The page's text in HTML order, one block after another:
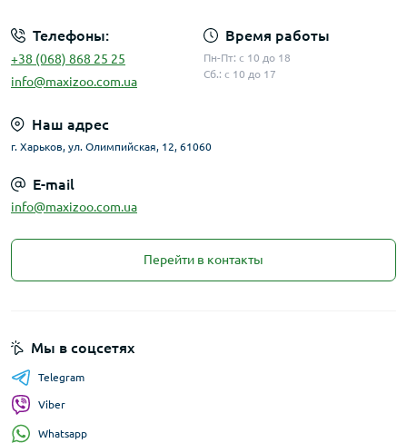
Телефоны:
+38 (068) 868 25 25
info@maxizoo.com.ua
Время работы
Пн-Пт: с 10 до 18
Сб.: с 10 до 17
Наш адрес
г. Харьков, ул. Олимпийская, 12, 61060
E-mail
info@maxizoo.com.ua
Перейти в контакты
Мы в соцсетях
Telegram
Viber
Whatsapp